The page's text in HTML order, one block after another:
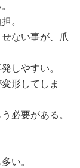
。
ない事が、爪
しやすい。
形してしま
必要がある。
い。